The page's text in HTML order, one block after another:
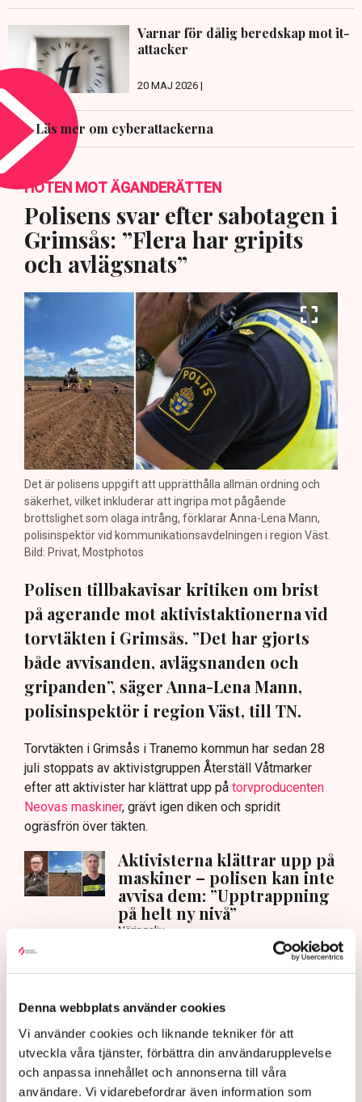
Denna webbplats använder cookies
Vi använder cookies och liknande tekniker för att
utveckla våra tjänster, förbättra din användarupplevelse
och anpassa innehållet och annonserna till våra
användare. Vi vidarebefordrar även information som
Varnar för dålig beredskap mot it-
attacker
20 MAJ 2026 |
Läs mer om cyberattackerna
HOTEN MOT ÄGANDERÄTTEN
Polisens svar efter sabotagen i
Grimsås: ”Flera har gripits
och avlägsnats”
Det är polisens uppgift att upprätthålla allmän ordning och
säkerhet, vilket inkluderar att ingripa mot pågående
brottslighet som olaga intrång, förklarar Anna-Lena Mann,
polisinspektör vid kommunikationsavdelningen i region Väst.
Bild: Privat, Mostphotos
Polisen tillbakavisar kritiken om brist
på agerande mot aktivistaktionerna vid
torvtäkten i Grimsås. ”Det har gjorts
både avvisanden, avlägsnanden och
gripanden”, säger Anna-Lena Mann,
polisinspektör i region Väst, till TN.
Torvtäkten i Grimsås i Tranemo kommun har sedan 28
juli stoppats av aktivistgruppen Återställ Våtmarker
efter att aktivister har klättrat upp på torvproducenten
Neovas maskiner, grävt igen diken och spridit
ogräsfrön över täkten.
Aktivisterna klättrar upp på
maskiner – polisen kan inte
avvisa dem: ”Upptrappning
på helt ny nivå”
Näringsliv
AI-sammanfattning
Torvtäkten i Grimsås har stoppats av aktivister
Polisen kritiseras för bristande agerande vid
aktionerna.
Polisinspektör Anna-Lena Mann förklarar polisens